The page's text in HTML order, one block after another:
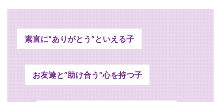
素直に“ありがとう”といえる子
お友達と”助け合う”心を持つ子